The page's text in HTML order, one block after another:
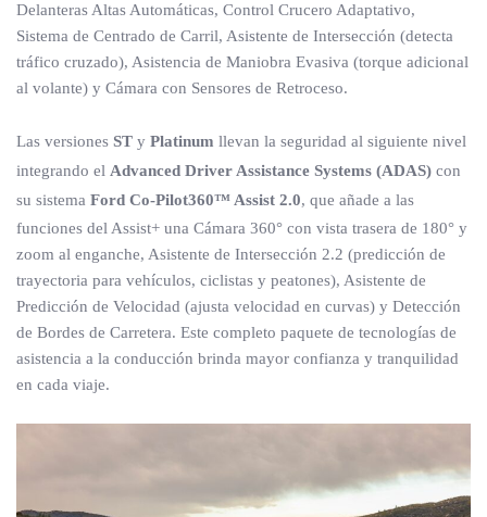
Delanteras Altas Automáticas, Control Crucero Adaptativo,
Sistema de Centrado de Carril, Asistente de Intersección (detecta
tráfico cruzado), Asistencia de Maniobra Evasiva (torque adicional
al volante) y Cámara con Sensores de Retroceso.
Las versiones ST y Platinum llevan la seguridad al siguiente nivel
integrando el Advanced Driver Assistance Systems (ADAS) con
su sistema Ford Co-Pilot360™ Assist 2.0, que añade a las
funciones del Assist+ una Cámara 360° con vista trasera de 180° y
zoom al enganche, Asistente de Intersección 2.2 (predicción de
trayectoria para vehículos, ciclistas y peatones), Asistente de
Predicción de Velocidad (ajusta velocidad en curvas) y Detección
de Bordes de Carretera. Este completo paquete de tecnologías de
asistencia a la conducción brinda mayor confianza y tranquilidad
en cada viaje.